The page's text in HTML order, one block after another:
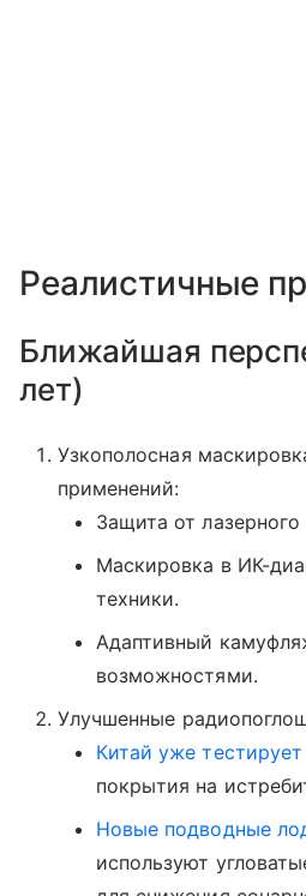
Реалистичные
Ближайшая
лет)
Узкополосная
применений:
Защита от лазерного
Маскировка в ИК-
техники.
Адаптивный
возможностями.
Улучшенные
Китай уже тестирует
покрытия на
Новые подводные
используют